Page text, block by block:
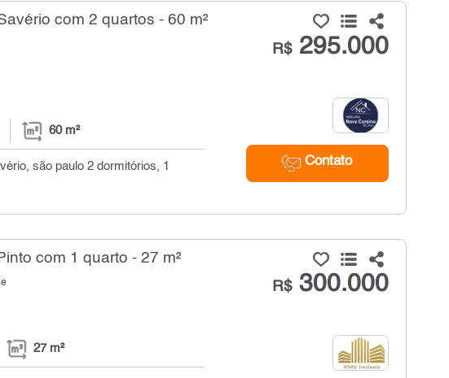
com 2 quartos - 60 m²
R$295.000
Contato
60 m²
são paulo 2 dormitórios, 1
com 1 quarto - 27 m²
R$300.000
27 m²